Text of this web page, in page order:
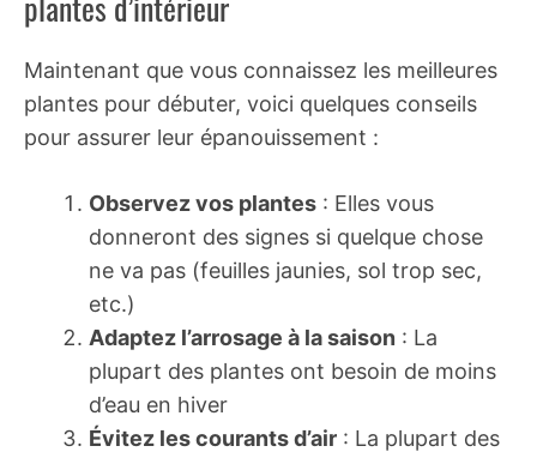
Maintenant que vous connaissez les meilleures
plantes pour débuter, voici quelques conseils
pour assurer leur épanouissement :
Observez vos plantes : Elles vous
donneront des signes si quelque chose
ne va pas (feuilles jaunies, sol trop sec,
etc.)
Adaptez l’arrosage à la saison : La
plupart des plantes ont besoin de moins
d’eau en hiver
Évitez les courants d’air : La plupart des